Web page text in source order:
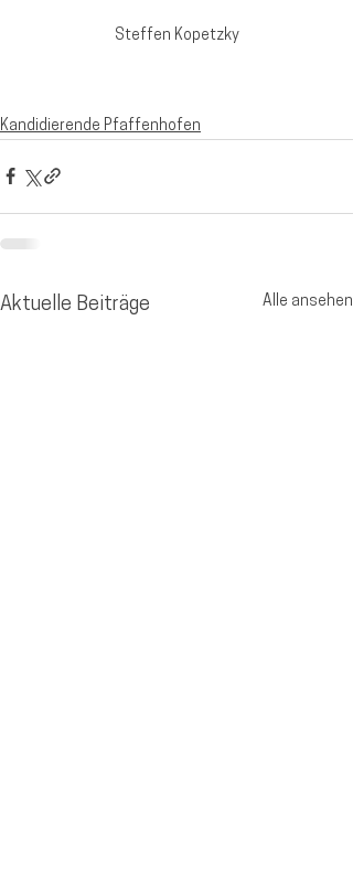
Steffen Kopetzky
Kandidierende Pfaffenhofen
Aktuelle Beiträge Alle ansehen